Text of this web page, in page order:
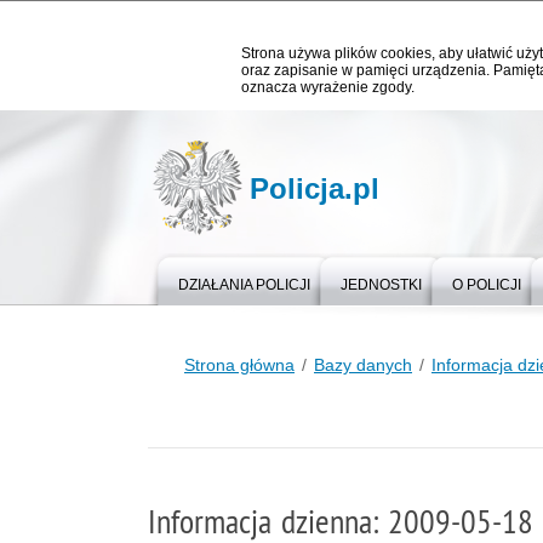
Strona używa plików cookies, aby ułatwić
oraz zapisanie w pamięci urządzenia.
oznacza wyrażenie zgody.
Policja.pl
DZIAŁANIA POLICJI JEDNOSTKI O POLICJI
Strona główna Bazy danych Informacja
Informacja dzienna: 2009-05-18